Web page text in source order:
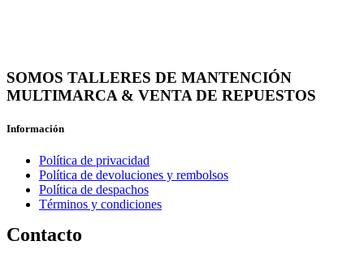
SOMOS TALLERES DE MANTENCIÓN
MULTIMARCA & VENTA DE REPUESTOS
Información
Política de privacidad
Política de devoluciones y rembolsos
Política de despachos
Términos y condiciones
Contacto